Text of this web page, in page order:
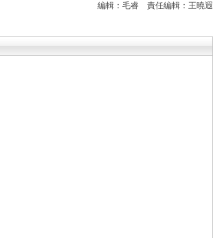
編輯：毛睿 責任編輯：王曉遐